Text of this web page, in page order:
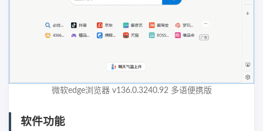
微软edge浏览器 v136.0.3240.92 多语便携版
软件功能